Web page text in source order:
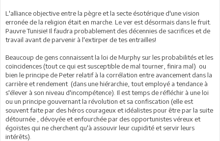
L'alliance objective entre la pègre et la secte ésotérique d'une vision
erronée de la religion était en marche. Le ver est désormais dans le fruit.
Pauvre Tunisie! Il faudra probablement des décennies de sacrifices et de
travail avant de parvenir à l'extirper de tes entrailles!
Beaucoup de gens connaissent la loi de Murphy sur les probabilités et les
coïncidences (tout ce qui est susceptible de mal tourner, finira mal) ou
bien le principe de Peter relatif à la corrélation entre avancement dans la
carrière et rendement (dans une hiérarchie, tout employé a tendance à
s'élever à son niveau d'incompétence). Il est temps de réfléchir à une loi
ou un principe gouvernant la révolution et sa confiscation (elle est
souvent faite par des héros courageux et idéalistes pour être par la suite
détournée , dévoyée et enfourchée par des opportunistes véreux et
égoïstes qui ne cherchent qu'à assouvir leur cupidité et servir leurs
intérêts).